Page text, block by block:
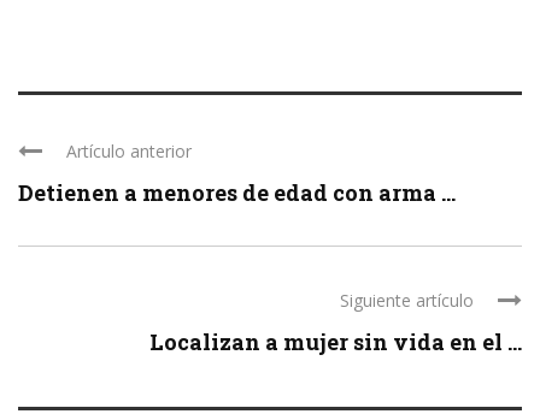
Artículo anterior
Detienen a menores de edad con arma ...
Siguiente artículo
Localizan a mujer sin vida en el ...